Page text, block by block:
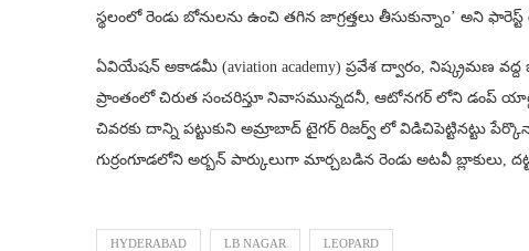
స్థలంలో రెండు బోనులను ఉంచి తగిన జాగ్రత్తలు తీసుకున్నాం’ అని
ఏవియేషన్ అకాడమీ (aviation academy) ప్రవేశ ద్వారం, నిష్క్రమణ వద్ద
ప్రాంతంలో చిరుత సంచరిస్తూ నివాసమున్నదనీ, ఆటోనగర్ లోని డంప్
చివరకు దాన్ని పట్టుకుని అమ్రాబాద్ టైగర్ రిజర్వ్ లో విడిచిపెట్టినట్టు
గుర్రంగూడలోని అర్బన్ పార్కులుగా మార్చబడిన రెండు అటవీ బ్లాకులు,
HYDERABAD LB NAGAR LEOPARD